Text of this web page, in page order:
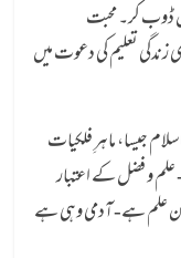
ڈوب کر۔ محبت
تعلیم کی دعوت میں
جیسا، ماہرِ فلکیات
و فضل کے اعتبار
علم ہے- آدمی وہی ہے